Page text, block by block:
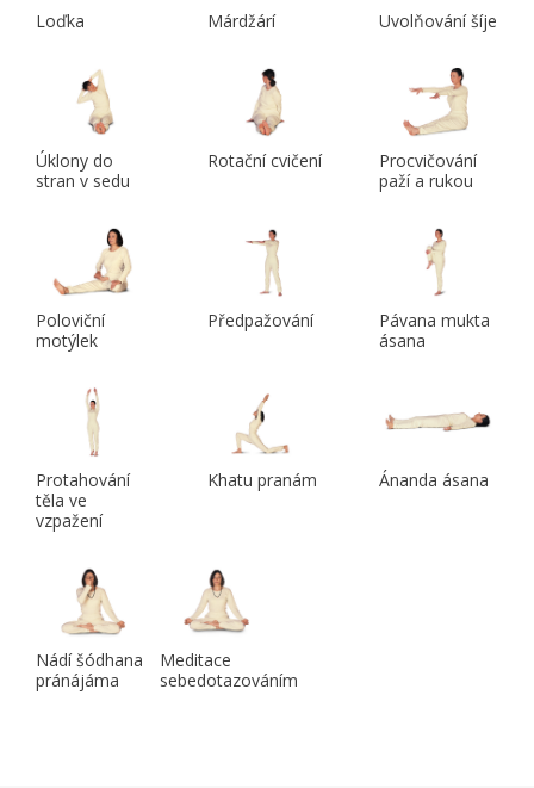
Loďka Márdžárí Uvolňování šíje
Úklony do
stran v sedu
Rotační cvičení
Procvičování
paží a rukou
Poloviční
motýlek
Předpažování
Pávana mukta
ásana
Protahování
těla ve
vzpažení
Khatu pranám Ánanda ásana
Nádí šódhana
pránájáma
Meditace
sebedotazováním